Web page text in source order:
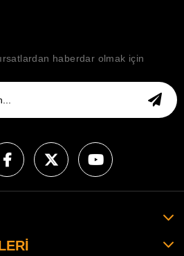
haberdar olmak için